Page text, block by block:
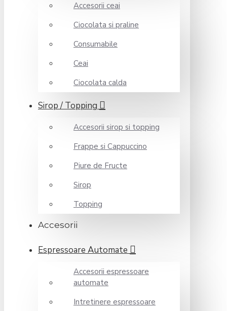
Accesorii ceai
Ciocolata si praline
Consumabile
Ceai
Ciocolata calda
Sirop / Topping
Accesorii sirop si topping
Frappe si Cappuccino
Piure de Fructe
Sirop
Topping
Accesorii
Espressoare Automate
Accesorii espressoare
automate
Intretinere espressoare